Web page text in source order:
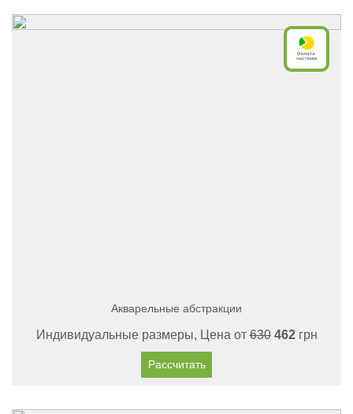
Акварельные абстракции
Индивидуальные размеры, Цена от630 462грн
Рассчитать